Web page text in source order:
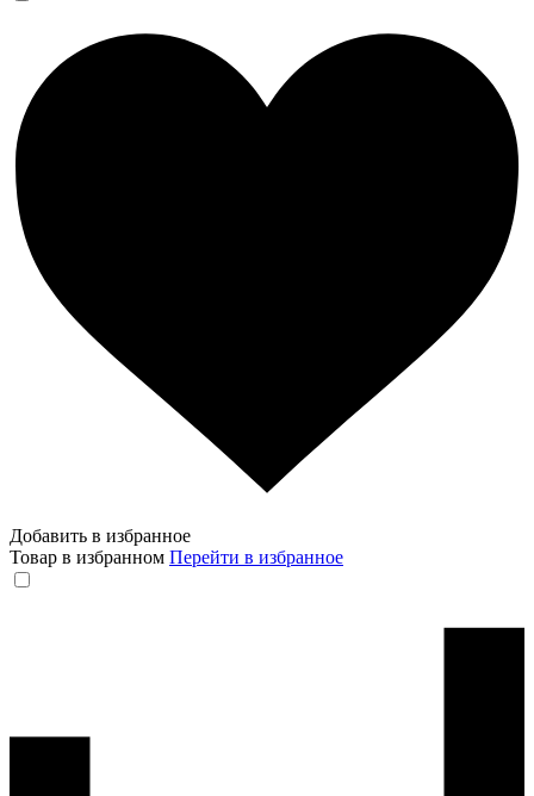
Добавить в избранное
Товар в избранном Перейти в избранное